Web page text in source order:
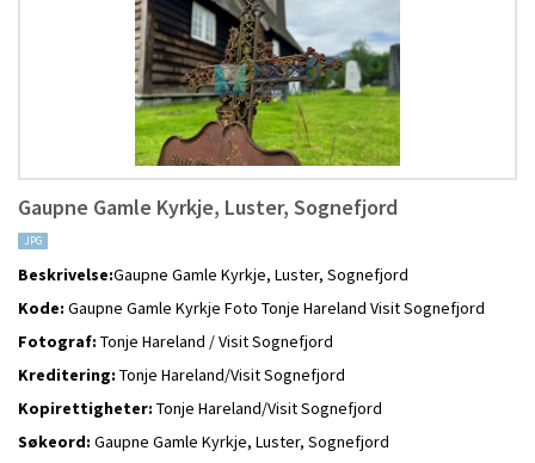
Gaupne Gamle Kyrkje, Luster, Sognefjord
JPG
Beskrivelse:Gaupne Gamle Kyrkje, Luster, Sognefjord
Kode: Gaupne Gamle Kyrkje Foto Tonje Hareland Visit Sognefjord
Fotograf: Tonje Hareland / Visit Sognefjord
Kreditering: Tonje Hareland/Visit Sognefjord
Kopirettigheter: Tonje Hareland/Visit Sognefjord
Søkeord: Gaupne Gamle Kyrkje, Luster, Sognefjord